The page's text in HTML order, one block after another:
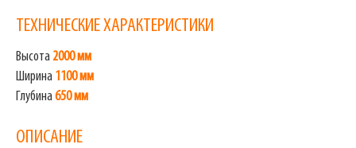
ТЕХНИЧЕСКИЕ ХАРАКТЕРИСТИКИ
Высота 2000 мм
Ширина 1100 мм
Глубина650 мм
ОПИСАНИЕ